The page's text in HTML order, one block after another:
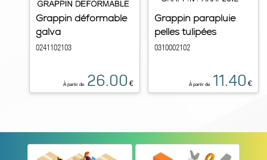
Grappin déformable
galva
0241102103
À partir de 26.00 €
Grappin parapluie
pelles tulipées
0310002102
À partir de 11.40 €